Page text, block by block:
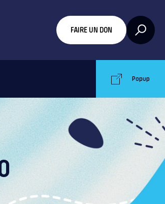
FAIRE UN DON
Popup